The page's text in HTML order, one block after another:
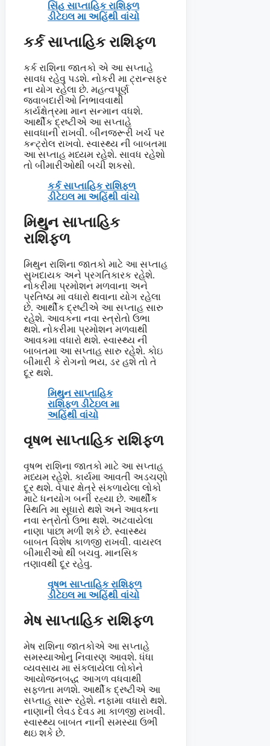
સિંહ સાપ્તાહિક રાશિફળ
ડીટેઇલ મા અહિંથી વાંચો
કર્ક સાપ્તાહિક રાશિફળ
કર્ક રાશિના જાતકો એ આ સપ્તાહે
સાવધ રહેવુ પડશે. નોકરી મા ટ્રાન્સફર
ના યોગ રહેલા છે. મહત્વપૂર્ણ
જવાબદારીઓ નિભાવવાથી
કાર્યક્ષેત્રમા માન સન્માન વધશે.
આર્થીક દ્રષ્ટીએ આ સપ્તાહે
સાવધાની રાખવી. બીનજરૂરી ખર્ચ પર
કન્ટ્રોલ રાખવો. સ્વાસ્થ્ય ની બાબતમા
આ સપ્તાહ મધ્યમ રહેશે. સાવધ રહેશો
તો બીમારીઓથી બચી શકસો.
કર્ક સાપ્તાહિક રાશિફળ
ડીટેઇલ મા અહિંથી વાંચો
મિથુન સાપ્તાહિક
રાશિફળ
મિથુન રાશિના જાતકો માટે આ સપ્તાહ
સુખદાયક અને પ્રગતિકારક રહેશે.
નોકરીમા પ્રમોશન મળવાના અને
પ્રતિષ્ઠા મા વધારો થવાના યોગ રહેલા
છે. આર્થીક દ્રષ્ટીએ આ સપ્તાહ સારુ
રહેશે. આવકના નવા સ્ત્રોતો ઉભા
થશે. નોકરીમા પ્રમોશન મળવાથી
આવકમા વધારો થશે. સ્વાસ્થ્ય ની
બાબતમા આ સપ્તાહ સારુ રહેશે. કોઇ
બીમારી કે રોગનો ભય, ડર હશે તો તે
દૂર થશે.
મિથુન સાપ્તાહિક
રાશિફળ ડીટેઇલ મા
અહિંથી વાંચો
વૃષભ સાપ્તાહિક રાશિફળ
વૃષભ રાશિના જાતકો માટે આ સપ્તાહ
મધ્યમ રહેશે. કાર્યમા આવતી અડચણો
દૂર થશે. વેપાર ક્ષેત્રે સંકળાયેલા લોકો
માટે ધનયોગ બની રહ્યા છે. આર્થીક
સ્થિતિ મા સૂધારો થશે અને આવકના
નવા સ્ત્રોતો ઉભા થશે. અટવાયેલા
નાણા પાછા મળી શકે છે. સ્વાસ્થ્ય
બાબત વિશેષ કાળજી રાખવી. વાયરલ
બીમારીઓ થી બચવુ. માનસિક
તણાવથી દૂર રહેવુ.
વૃષભ સાપ્તાહિક રાશિફળ
ડીટેઇલ મા અહિંથી વાંચો
મેષ સાપ્તાહિક રાશિફળ
મેષ રાશિના જાતકોએ આ સપ્તાહે
સમસ્યાઓનુ નિવારણ આવશે. ધંધા
વ્યવસાય મા સંકલાયેલા લોકોને
આયોજનબદ્ધ આગળ વધવાથી
સફળતા મળશે. આર્થીક દ્રષ્ટીએ આ
સપ્તાહ સારૂ રહેશે. નફામા વધારો થશે.
નાણાની લેવડ દેવડ મા કાળજી રાખવી.
સ્વાસ્થ્ય બાબત નાની સમસ્યા ઉભી
થઇ શકે છે.